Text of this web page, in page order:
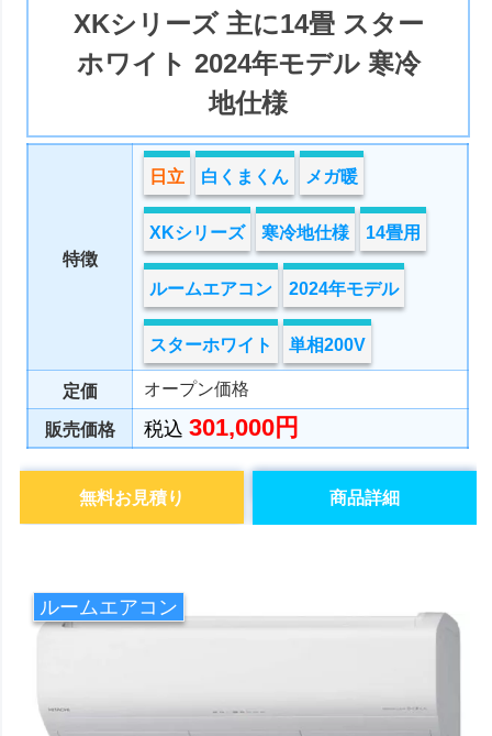
XKシリーズ 主に14畳 スター
ホワイト 2024年モデル 寒冷
地仕様
特徴
日立 白くまくん メガ暖
XKシリーズ 寒冷地仕様 14畳用
ルームエアコン 2024年モデル
スターホワイト 単相200V
定価 オープン価格
販売価格 税込301,000円
商品詳細
無料お見積り
ルームエアコン